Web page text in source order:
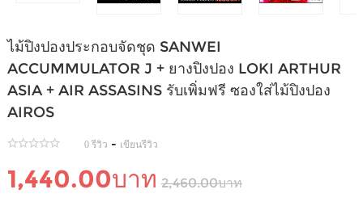
ไม้ปิงปองประกอบจัดชุด SANWEI
ACCUMMULATOR J + ยางปิงปอง LOKI ARTHUR
ASIA + AIR ASSASINS รับเพิ่มฟรี ซองใส่ไม้ปิงปอง
AIROS
0 รีวิว - เขียนรีวิว
1,440.00บาท 2,460.00บาท